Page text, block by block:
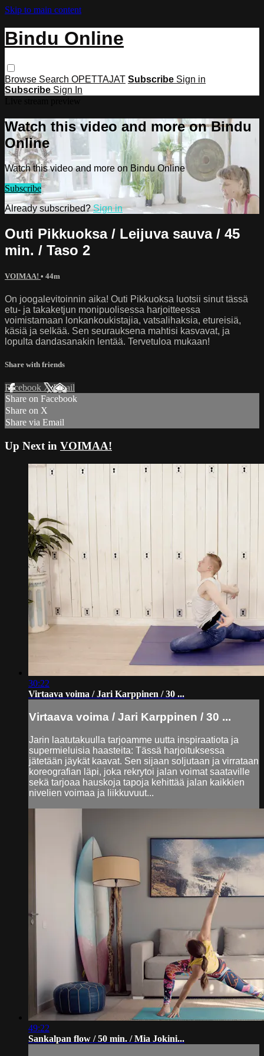
Skip to main content
Bindu Online
Browse Search OPETTAJAT Subscribe Sign in
Subscribe Sign In
Watch this video and more on Bindu
Online
Watch this video and more on Bindu Online
Subscribe
Already subscribed?Sign in
Outi Pikkuoksa / Leijuva sauva / 45
min. / Taso 2
VOIMAA! • 44m
On joogalevitoinnin aika! Outi Pikkuoksa luotsii sinut tässä
etu- ja takaketjun monipuolisessa harjoitteessa
voimistamaan lonkankoukistajia, vatsalihaksia, etureisiä,
käsiä ja selkää. Sen seurauksena mahtisi kasvavat, ja
lopulta dandasanakin lentää. Tervetuloa mukaan!
Share with friends
Facebook XEmail
Share on Facebook
Share on X
Share via Email
Up Next in VOIMAA!
30:22
Virtaava voima / Jari Karppinen / 30 ...
Virtaava voima / Jari Karppinen / 30 ...
Jarin laatutakuulla tarjoamme uutta inspiraatiota ja
supermieluisia haasteita: Tässä harjoituksessa
jätetään jäykät kaavat. Sen sijaan soljutaan ja virrataan
koreografian läpi, joka rekrytoi jalan voimat saataville
sekä tarjoaa hauskoja tapoja kehittää jalan kaikkien
nivelien voimaa ja liikkuvuut...
49:22
Sankalpan flow / 50 min. / Mia Jokini...